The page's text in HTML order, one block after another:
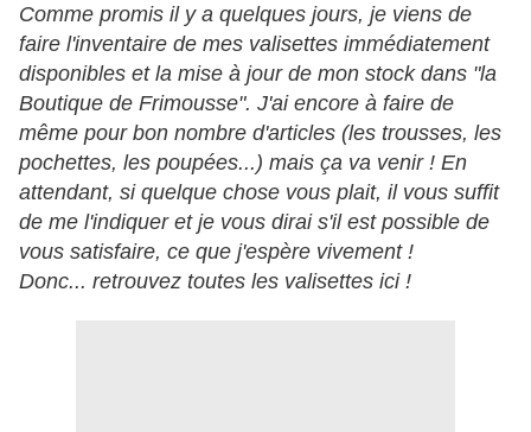
Comme promis il y a quelques jours, je viens de
faire l'inventaire de mes valisettes immédiatement
disponibles et la mise à jour de mon stock dans "la
Boutique de Frimousse". J'ai encore à faire de
même pour bon nombre d'articles (les trousses, les
pochettes, les poupées...) mais ça va venir ! En
attendant, si quelque chose vous plait, il vous suffit
de me l'indiquer et je vous dirai s'il est possible de
vous satisfaire, ce que j'espère vivement !
Donc... retrouvez toutes les valisettes ici !